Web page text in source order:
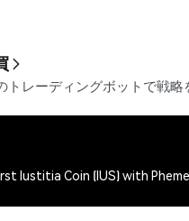
トレーディングボットで戦略
Iustitia Coin (IUS) with